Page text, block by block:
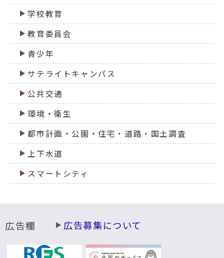
学校教育
教育委員会
青少年
サテライトキャンパス
公共交通
環境・衛生
都市計画・公園・住宅・道路・国土調査
上下水道
スマートシティ
広告欄 広告募集について